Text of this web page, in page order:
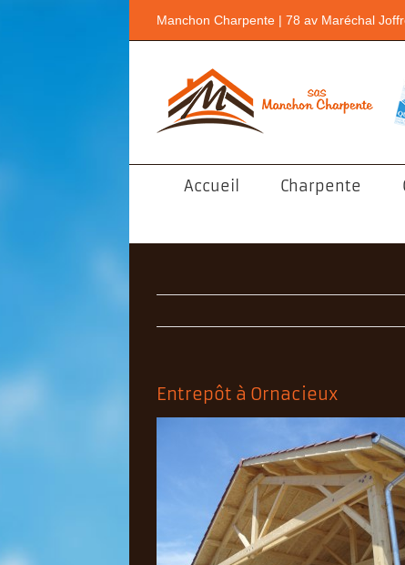
Manchon Charpente | 78 av Maréchal
Accueil Charpente
Entrepôt à Ornacieux